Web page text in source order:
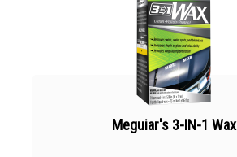
Meguiar's 3-IN-1 Wax